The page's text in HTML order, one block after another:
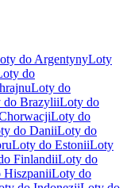
do ArgentynyLoty
do
Loty do
do BrazyliiLoty do
Loty do
do DaniiLoty do
Loty do EstoniiLoty
FinlandiiLoty do
HiszpaniiLoty do